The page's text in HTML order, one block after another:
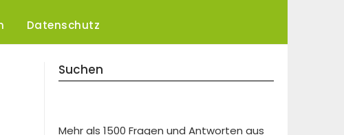
Datenschutz
Suchen
Mehr als 1500 Fragen und Antworten aus